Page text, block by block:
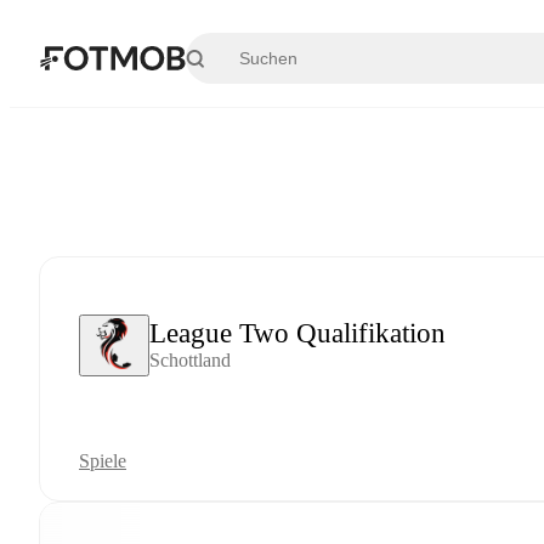
League Two Qualifikation
Schottland
Spiele